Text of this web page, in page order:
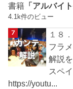
書籍 「アルバイ
4.1k件のビュー
１８
フラ
解説
スペ
https://youtu...